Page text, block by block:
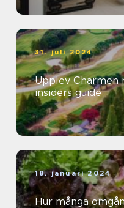
31. juli 2024
Upplev Charmen
insiders guide
18. januari 2024
Hur många